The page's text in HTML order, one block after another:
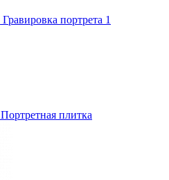
Гравировка портрета 1
Портретная плитка